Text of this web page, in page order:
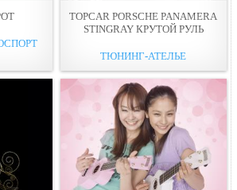
TOPCAR PORSCHE PANAMERA
STINGRAY КРУТОЙ РУЛЬ
ТЮНИНГ-АТЕЛЬЕ